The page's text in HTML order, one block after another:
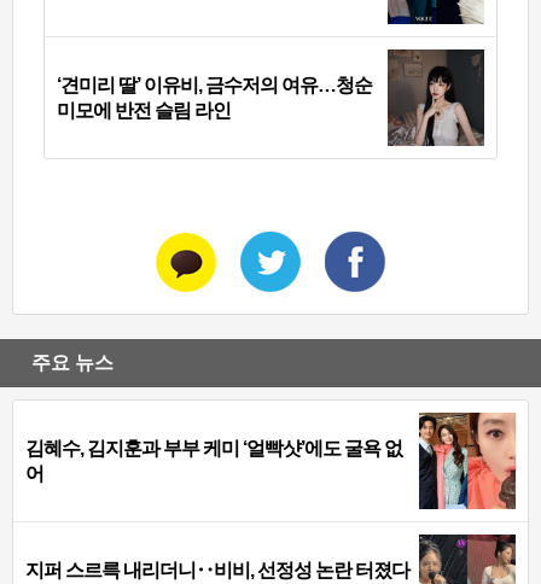
‘견미리 딸’ 이유비, 금수저의 여유…청순
미모에 반전 슬림 라인
주요 뉴스
김혜수, 김지훈과 부부 케미 ‘얼빡샷’에도 굴욕 없
어
지퍼 스르륵 내리더니‥비비, 선정성 논란 터졌다